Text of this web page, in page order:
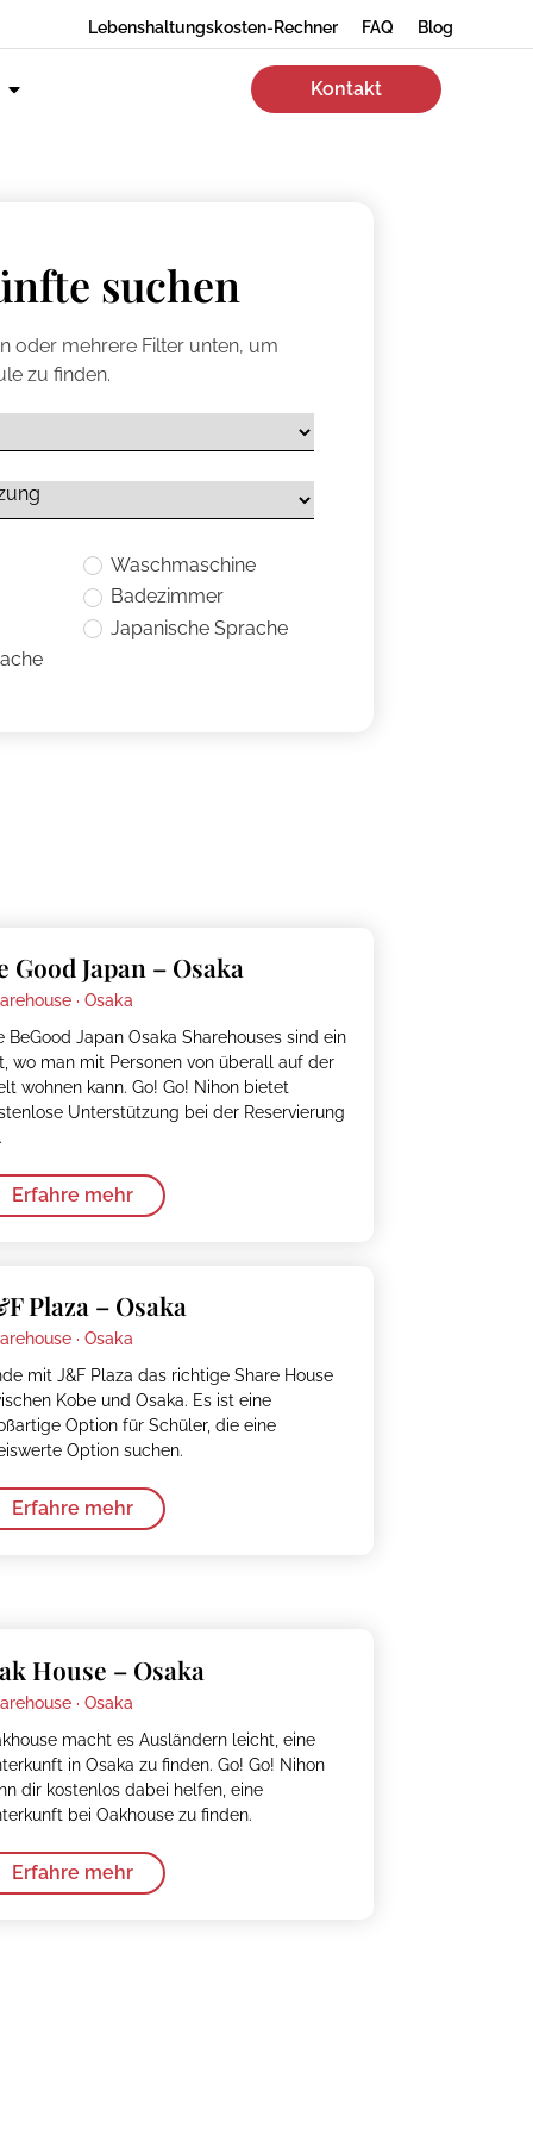
Lebenshaltungskosten-Rechner FAQ Blog
Kontakt
suchen
oder mehrere Filter unten, um
zu finden.
Waschmaschine
Badezimmer
Japanische Sprache
Good Japan – Osaka
· Osaka
BeGood Japan Osaka Sharehouses sind ein
wo man mit Personen von überall auf der
wohnen kann. Go! Go! Nihon bietet
Unterstützung bei der Reservierung
Erfahre mehr
Plaza – Osaka
· Osaka
mit J&F Plaza das richtige Share House
Kobe und Osaka. Es ist eine
Option für Schüler, die eine
Option suchen.
Erfahre mehr
House – Osaka
· Osaka
macht es Ausländern leicht, eine
in Osaka zu finden. Go! Go! Nihon
dir kostenlos dabei helfen, eine
bei Oakhouse zu finden.
Erfahre mehr